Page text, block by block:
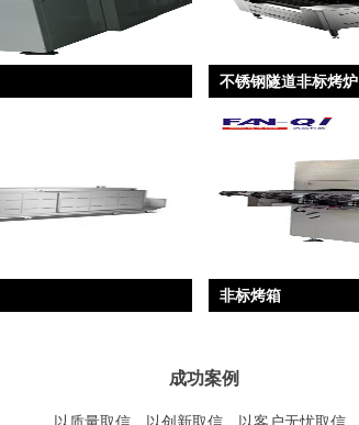
不锈钢隧道非标烤炉
非标烤箱
成功案例